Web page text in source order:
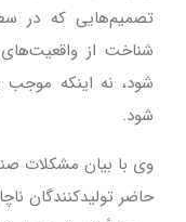
تصمیم‌هایی که در
شناخت از
شود، نه اینکه موجب
شود.
وی با بیان مشکلات
حاضر تولیدکنندگان